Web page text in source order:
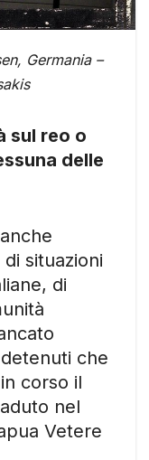
Germania –
sul reo o
delle
situazioni
di
che
corso il
nel
Vetere